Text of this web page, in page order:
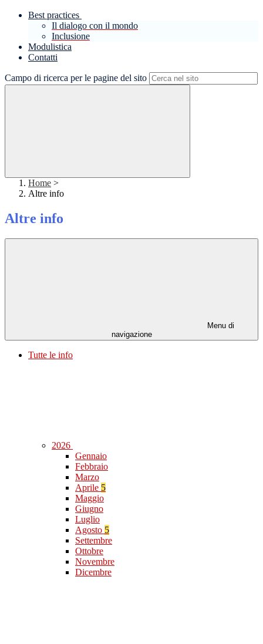
Best practices
Il dialogo con il mondo
Inclusione
Modulistica
Contatti
Campo di ricerca per le pagine del sito
Home >
Altre info
Altre info
Menu di
navigazione
Tutte le info
2026
Gennaio
Febbraio
Marzo
Aprile 5
Maggio
Giugno
Luglio
Agosto 5
Settembre
Ottobre
Novembre
Dicembre